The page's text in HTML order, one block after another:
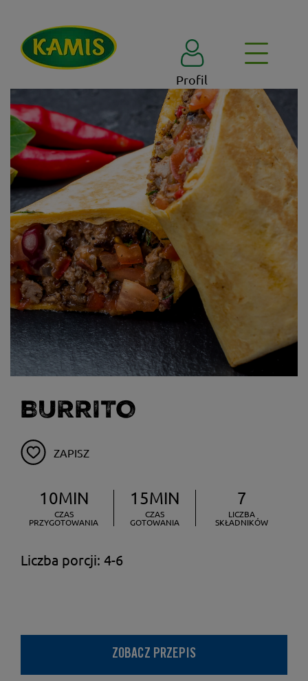
Profil
BURRITO
ZAPISZ
10MIN
CZAS
PRZYGOTOWANIA
15MIN
CZAS
GOTOWANIA
7
LICZBA
SKŁADNIKÓW
Liczba porcji: 4-6
ZOBACZ PRZEPIS